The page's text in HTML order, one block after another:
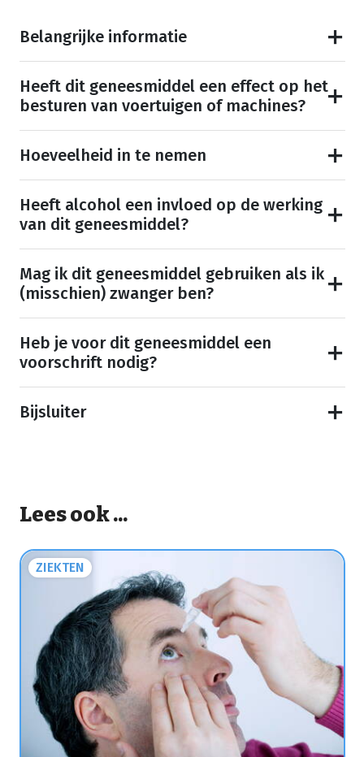
Belangrijke informatie
Heeft dit geneesmiddel een effect op het
besturen van voertuigen of machines?
Hoeveelheid in te nemen
Heeft alcohol een invloed op de werking
van dit geneesmiddel?
Mag ik dit geneesmiddel gebruiken als ik
(misschien) zwanger ben?
Heb je voor dit geneesmiddel een
voorschrift nodig?
Bijsluiter
Lees ook ...
ZIEKTEN